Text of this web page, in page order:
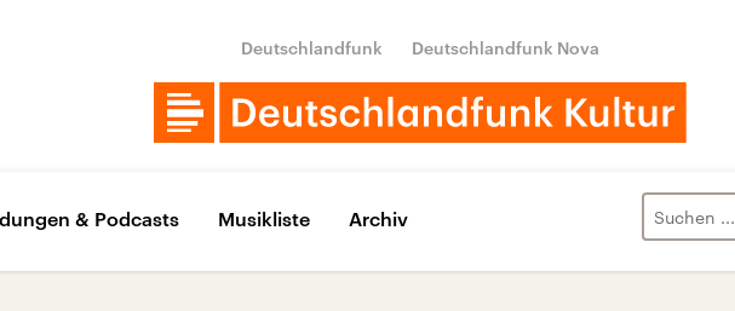
Deutschlandfunk Deutschlandfunk Nova
& Podcasts Musikliste Archiv